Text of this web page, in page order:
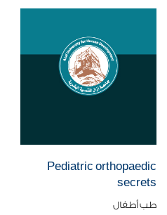
Pediatric orthopaedic
secrets
طب أطفال